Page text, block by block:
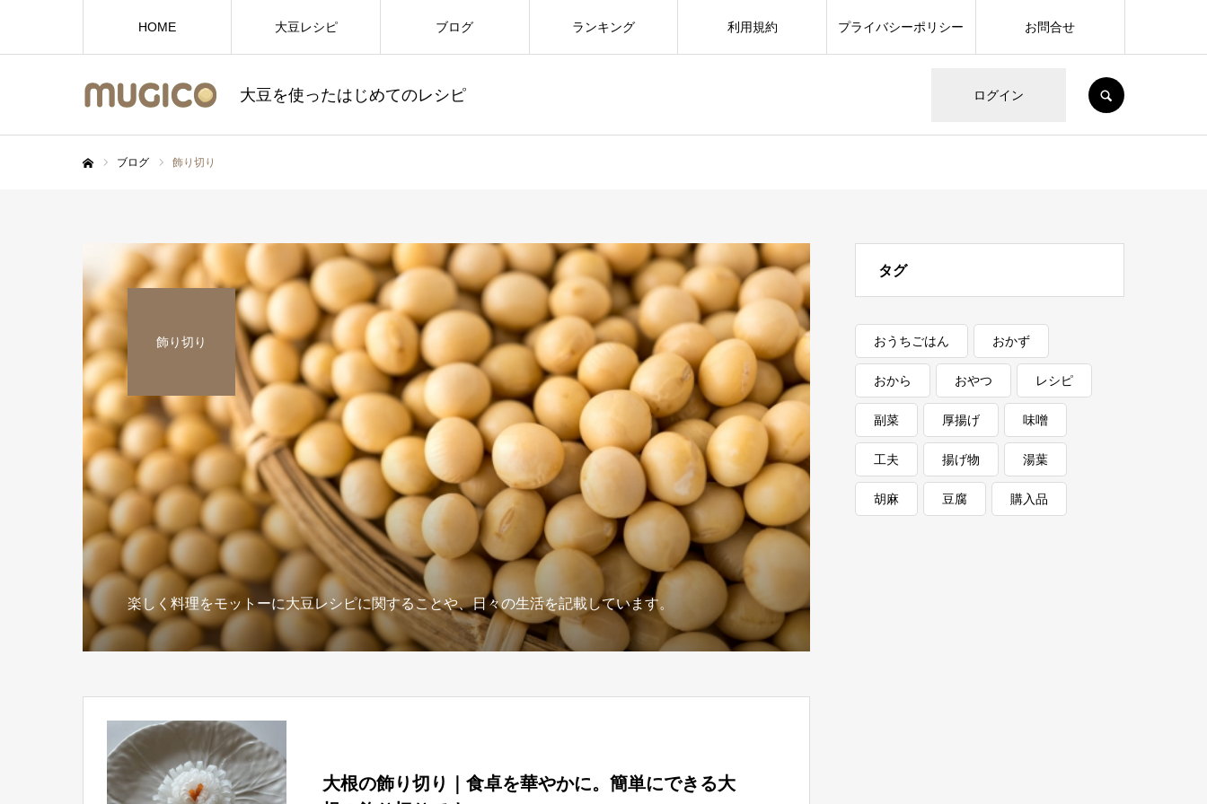
大豆を使ったはじめてのレシピ ログイン
HOME 大豆レシピ ブログ ランキング 利用規約 プライバシーポリシー お問合せ
ブログ 飾り切り
飾り切り
楽しく料理をモットーに大豆レシピに関することや、日々の生活を記載しています。
大根の飾り切り｜食卓を華やかに。簡単にできる大
タグ
おうちごはん おかず
おから おやつ レシピ
副菜 厚揚げ 味噌
工夫 揚げ物 湯葉
胡麻 豆腐 購入品